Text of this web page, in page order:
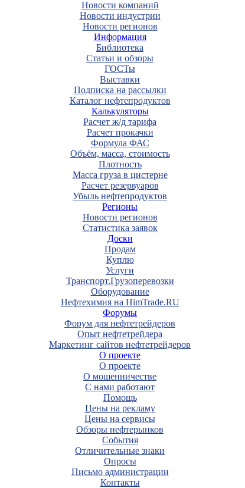
Новости компаний
Новости индустрии
Новости регионов
Информация
Библиотека
Статьи и обзоры
ГОСТы
Выставки
Подписка на рассылки
Каталог нефтепродуктов
Калькуляторы
Расчет ж/д тарифа
Расчет прокачки
Формула ФАС
Объём, масса, стоимость
Плотность
Масса груза в цистерне
Расчет резервуаров
Убыль нефтепродуктов
Регионы
Новости регионов
Статистика заявок
Доски
Продам
Куплю
Услуги
Транспорт.Грузоперевозки
Оборудование
Нефтехимия на HimTrade.RU
Форумы
Форум для нефтетрейдеров
Опыт нефтетрейдера
Маркетинг сайтов нефтетрейдеров
О проекте
О проекте
О мошенничестве
С нами работают
Помощь
Цены на рекламу
Цены на сервисы
Обзоры нефтерынков
События
Отличительные знаки
Опросы
Письмо администрации
Контакты